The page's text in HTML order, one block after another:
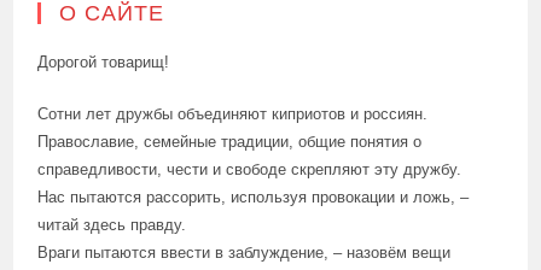
О САЙТЕ
Дорогой товарищ!
Сотни лет дружбы объединяют киприотов и россиян.
Православие, семейные традиции, общие понятия о
справедливости, чести и свободе скрепляют эту дружбу.
Нас пытаются рассорить, используя провокации и ложь, –
читай здесь правду.
Враги пытаются ввести в заблуждение, – назовём вещи